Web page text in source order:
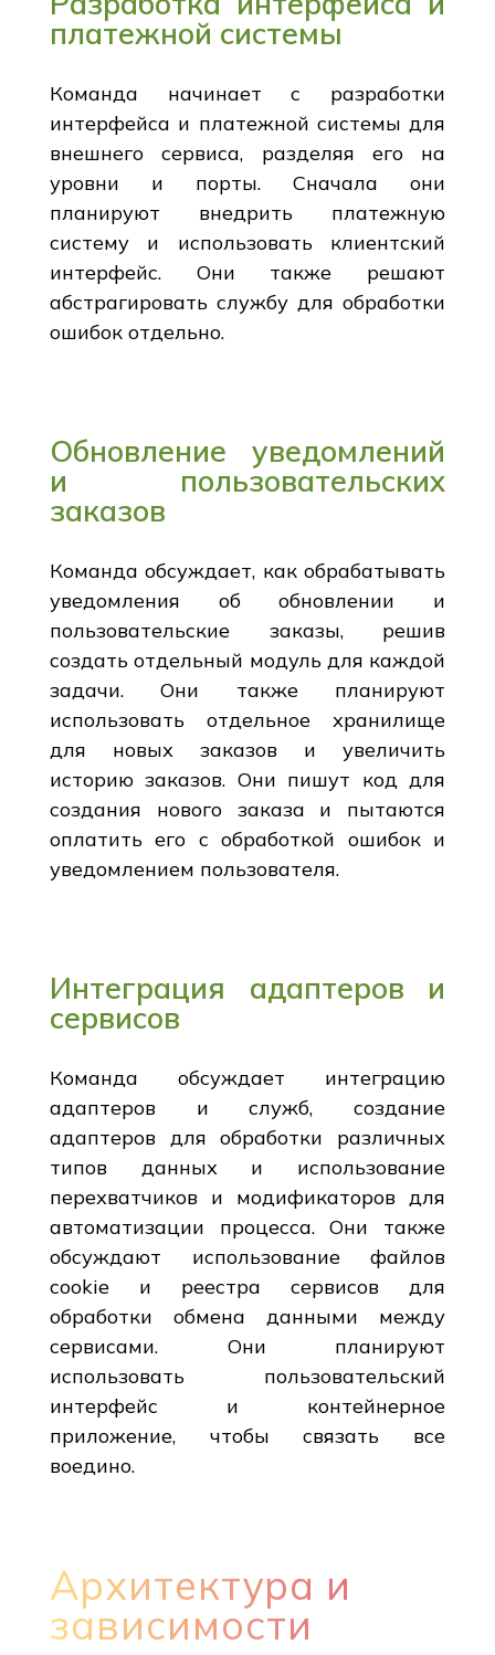
платежной системы
Команда начинает с разработки
интерфейса и платежной системы для
внешнего сервиса, разделяя его на
уровни и порты. Сначала они
планируют внедрить платежную
систему и использовать клиентский
интерфейс. Они также решают
абстрагировать службу для обработки
ошибок отдельно.
Обновление уведомлений
и пользовательских
заказов
Команда обсуждает, как обрабатывать
уведомления об обновлении и
пользовательские заказы, решив
создать отдельный модуль для каждой
задачи. Они также планируют
использовать отдельное хранилище
для новых заказов и увеличить
историю заказов. Они пишут код для
создания нового заказа и пытаются
оплатить его с обработкой ошибок и
уведомлением пользователя.
Интеграция адаптеров и
сервисов
Команда обсуждает интеграцию
адаптеров и служб, создание
адаптеров для обработки различных
типов данных и использование
перехватчиков и модификаторов для
автоматизации процесса. Они также
обсуждают использование файлов
cookie и реестра сервисов для
обработки обмена данными между
сервисами. Они планируют
использовать пользовательский
интерфейс и контейнерное
приложение, чтобы связать все
воедино.
Архитектура и
зависимости